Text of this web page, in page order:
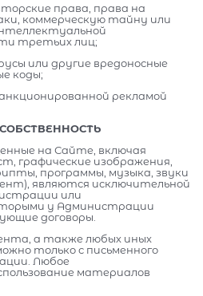
права, права на
коммерческую тайну или
третьих лиц;
или другие вредоносные
коды;
рекламой
на Сайте, включая
графические изображения,
программы, музыка, звуки
являются исключительной
или
у Администрации
договоры.
а также любых иных
только с письменного
Любое
материалов